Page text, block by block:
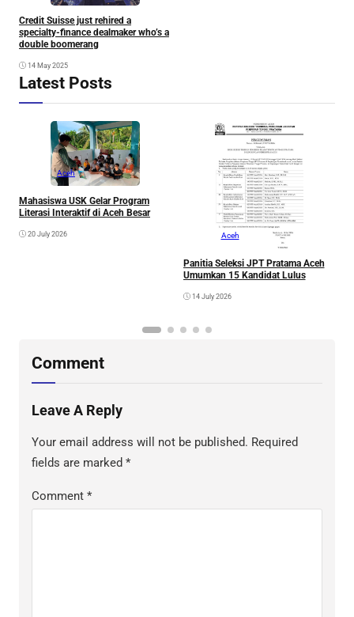
Credit Suisse just rehired a
specialty-finance dealmaker who’s a
double boomerang
14 May 2025
Latest Posts
Aceh
Mahasiswa USK Gelar Program
Literasi Interaktif di Aceh Besar
20 July 2026 Aceh
Panitia Seleksi JPT Pratama Aceh
Umumkan 15 Kandidat Lulus
14 July 2026
Comment
Leave A Reply
Your email address will not be published. Required
fields are marked *
Comment *